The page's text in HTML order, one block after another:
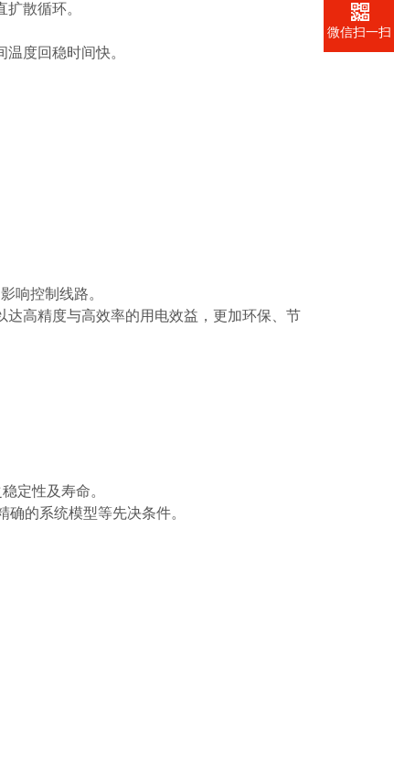
扩散循环。
度回稳时间快。
响控制线路。
高精度与高效率的用电效益，更加环保、节
定性及寿命。
的系统模型等先决条件。
微信扫一扫